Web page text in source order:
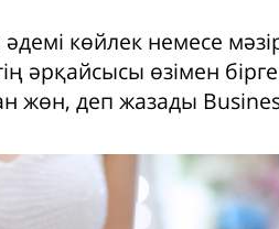
көйлек немесе
әрқайсысы өзімен
жөн, деп жазады